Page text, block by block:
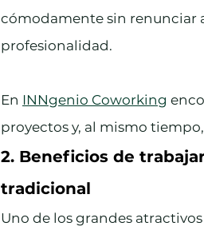
cómodamente sin renunciar
profesionalidad.
En INNgenio Coworking
proyectos y, al mismo
2. Beneficios de
tradicional
Uno de los grandes